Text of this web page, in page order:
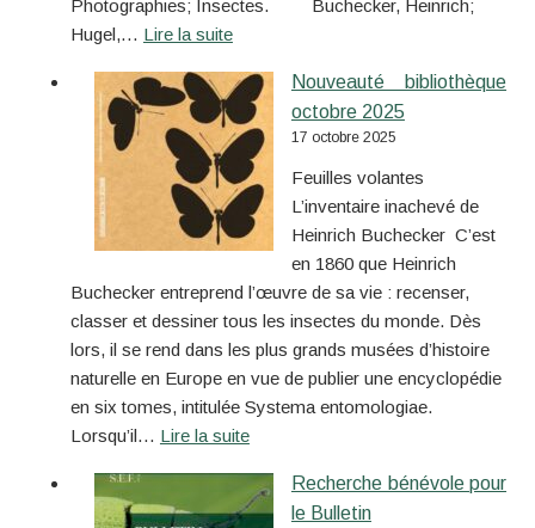
Photographies; Insectes. Buchecker, Heinrich;
Hugel,… Lire la suite
Nouveauté bibliothèque
octobre 2025
17 octobre 2025
Feuilles volantes
L’inventaire inachevé de
Heinrich Buchecker C’est
en 1860 que Heinrich
Buchecker entreprend l’œuvre de sa vie : recenser,
classer et dessiner tous les insectes du monde. Dès
lors, il se rend dans les plus grands musées d’histoire
naturelle en Europe en vue de publier une encyclopédie
en six tomes, intitulée Systema entomologiae.
Lorsqu’il… Lire la suite
Recherche bénévole pour
le Bulletin